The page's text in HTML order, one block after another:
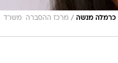
כרמלה מנשה / מרכז ההסברה  משרד